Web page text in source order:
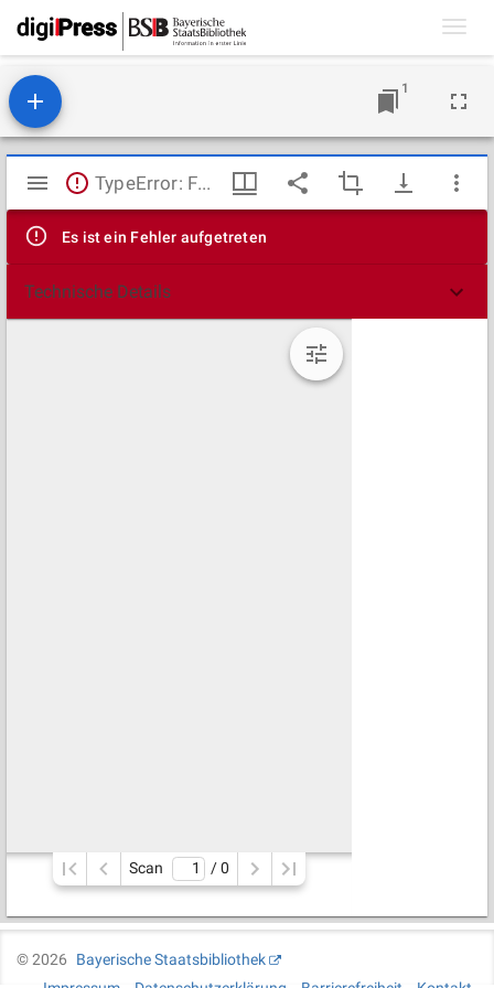
1
Mirador
Viewer
TypeError: Failed to fetch
Es ist ein Fehler aufgetreten
Technische Details
Scan / 0
©2026
Bayerische Staatsbibliothek